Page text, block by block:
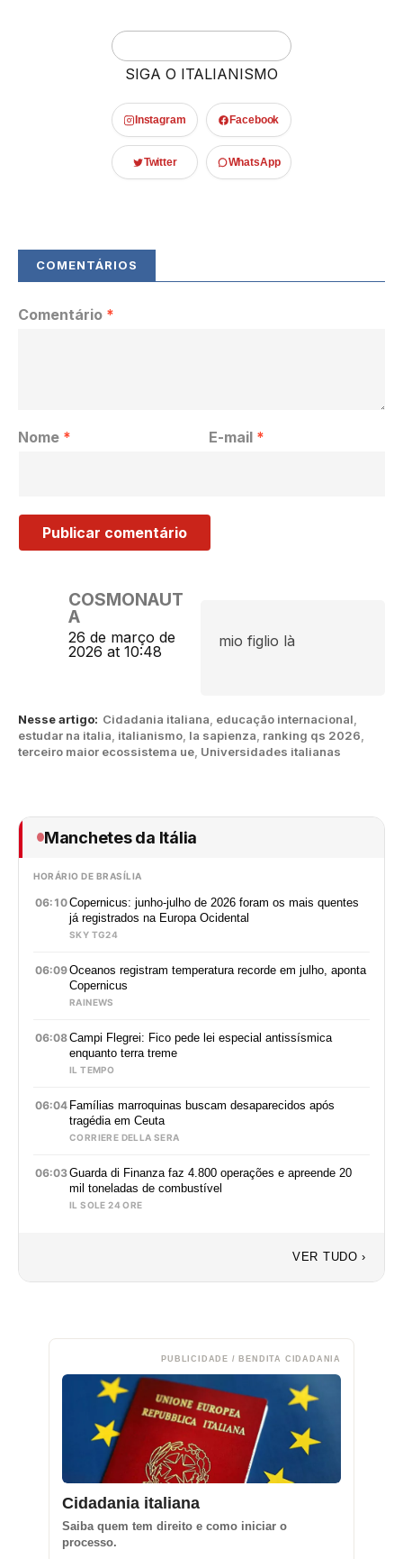
SIGA O ITALIANISMO
Instagram Facebook
Twitter WhatsApp
Nesse artigo: Cidadania italiana educação internacional
estudar na italia italianismo la sapienza ranking qs 2026
terceiro maior ecossistema ue Universidades italianas
COSMONAUT
A
26 de março de
2026 at 10:48
mio figlio là
Comentário *
Nome * E-mail *
Manchetes da Itália
HORÁRIO DE BRASÍLIA
06:10Copernicus: junho-julho de 2026 foram os mais quentes
já registrados na Europa Ocidental
SKY TG24
06:09Oceanos registram temperatura recorde em julho, aponta
Copernicus
RAINEWS
06:08Campi Flegrei: Fico pede lei especial antissísmica
enquanto terra treme
IL TEMPO
06:04 Famílias marroquinas buscam desaparecidos após
tragédia em Ceuta
CORRIERE DELLA SERA
06:03Guarda di Finanza faz 4.800 operações e apreende 20
mil toneladas de combustível
IL SOLE 24 ORE
VER TUDO ›
PUBLICIDADE / BENDITA CIDADANIA
Cidadania italiana
Saiba quem tem direito e como iniciar o
processo.